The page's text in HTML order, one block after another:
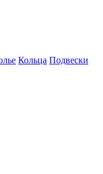
Кольца Подвески